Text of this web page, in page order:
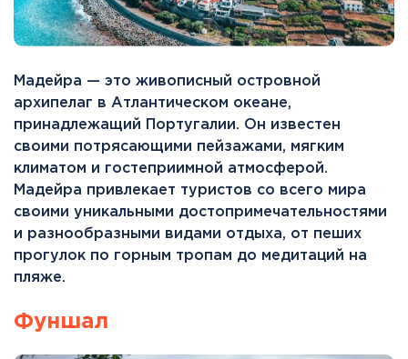
Мадейра — это живописный островной
архипелаг в Атлантическом океане,
принадлежащий Португалии. Он известен
своими потрясающими пейзажами, мягким
климатом и гостеприимной атмосферой.
Мадейра привлекает туристов со всего мира
своими уникальными достопримечательностями
и разнообразными видами отдыха, от пеших
прогулок по горным тропам до медитаций на
пляже.
Фуншал